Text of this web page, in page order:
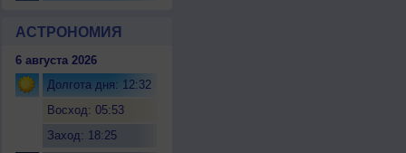
АСТРОНОМИЯ
6 августа 2026
Долгота дня: 12:32
Восход: 05:53
Заход: 18:25